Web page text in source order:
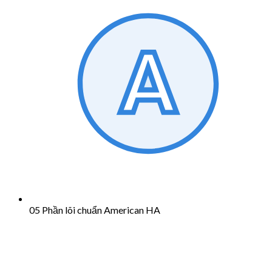
05 Phần lõi chuẩn American HA